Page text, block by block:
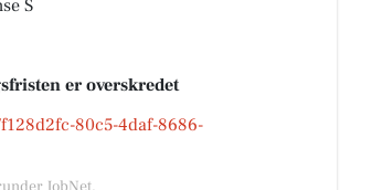
S
er overskredet
80c5-4daf-8686-